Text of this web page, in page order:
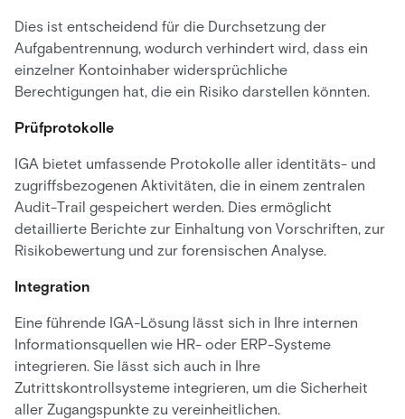
Dies ist entscheidend für die Durchsetzung der
Aufgabentrennung, wodurch verhindert wird, dass ein
einzelner Kontoinhaber widersprüchliche
Berechtigungen hat, die ein Risiko darstellen könnten.
Prüfprotokolle
IGA bietet umfassende Protokolle aller identitäts- und
zugriffsbezogenen Aktivitäten, die in einem zentralen
Audit-Trail gespeichert werden. Dies ermöglicht
detaillierte Berichte zur Einhaltung von Vorschriften, zur
Risikobewertung und zur forensischen Analyse.
Integration
Eine führende IGA-Lösung lässt sich in Ihre internen
Informationsquellen wie HR- oder ERP-Systeme
integrieren. Sie lässt sich auch in Ihre
Zutrittskontrollsysteme integrieren, um die Sicherheit
aller Zugangspunkte zu vereinheitlichen.